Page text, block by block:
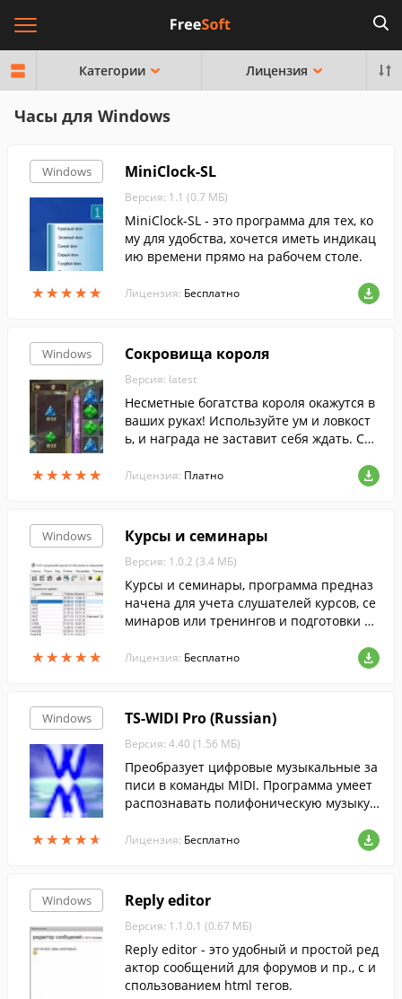
Категории Лицензия
Часы для Windows
Windows
★★★★★
★★★★★
MiniClock-SL
Версия: 1.1 (0.7 МБ)
MiniClock-SL - это программа для тех, ко
му для удобства, хочется иметь индикац
ию времени прямо на рабочем столе.
Лицензия: Бесплатно
Windows
★★★★★
★★★★★
Сокровища короля
Версия: latest
Несметные богатства короля окажутся в
ваших руках! Используйте ум и ловкост
ь, и награда не заставит себя ждать. Сос
образные фигуры на игровом поле, полу
Лицензия: Платно
Windows
★★★★★
★★★★★
Курсы и семинары
Версия: 1.0.2 (3.4 МБ)
Курсы и семинары, программа предназ
начена для учета слушателей курсов, се
минаров или тренингов и подготовки не
Лицензия: Бесплатно
Windows
★★★★★
★★★★★
TS-WIDI Pro (Russian)
Версия: 4.40 (1.56 МБ)
Преобразует цифровые музыкальные за
писи в команды MIDI. Программа умеет
распознавать полифоническую музыку,
Лицензия: Бесплатно
Windows Reply editor
Версия: 1.1.0.1 (0.67 МБ)
Reply editor - это удобный и простой ред
актор сообщений для форумов и пр., с и
спользованием html тегов.